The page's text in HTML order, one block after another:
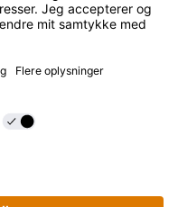
2023 – 2026
Germany
(Amtsgericht